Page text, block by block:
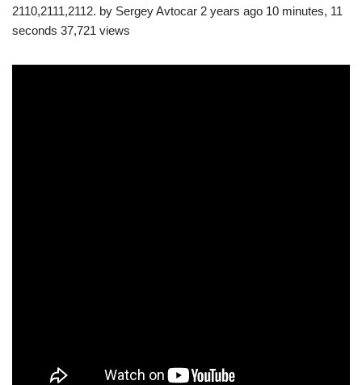
2110,2111,2112. by Sergey Avtocar 2 years ago 10 minutes, 11
seconds 37,721 views